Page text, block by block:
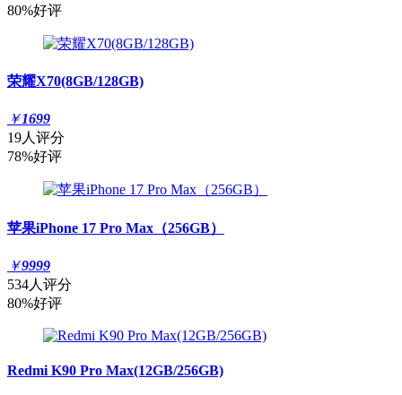
80%好评
荣耀X70(8GB/128GB)
￥1699
19人评分
78%好评
苹果iPhone 17 Pro Max（256GB）
￥9999
534人评分
80%好评
Redmi K90 Pro Max(12GB/256GB)